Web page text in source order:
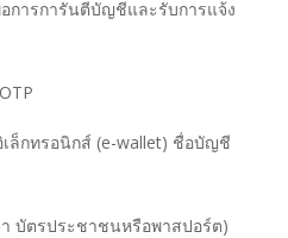
การการันตีบัญชีและรับการแจ้ง
ล็กทรอนิกส์ (e-wallet) ชื่อบัญชี
บัตรประชาชนหรือพาสปอร์ต)